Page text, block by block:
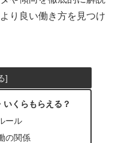
り良い働き方を見つけ
くらもらえる？
ール
の関係